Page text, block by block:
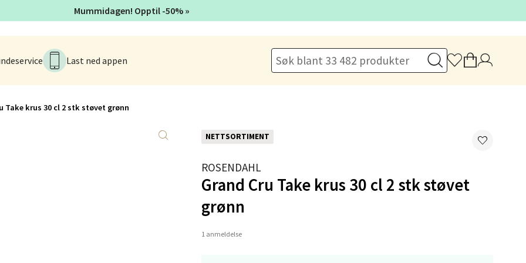
Last ned appen
Take krus 30 cl 2 stk støvet grønn
NETTSORTIMENT
ROSENDAHL
Grand Cru Take krus 30 cl 2 stk støvet
grønn
1 anmeldelse
Mummidagen! Opptil -50% »
- Thon Senter Lagunen
1, 5239 Bergen